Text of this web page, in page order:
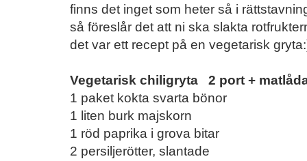
finns det inget som heter så i
så föreslår det att ni ska slakta
det var ett recept på en vegetarisk
Vegetarisk chiligryta 2 port +
1 paket kokta svarta bönor
1 liten burk majskorn
1 röd paprika i grova bitar
2 persiljerötter, slantade